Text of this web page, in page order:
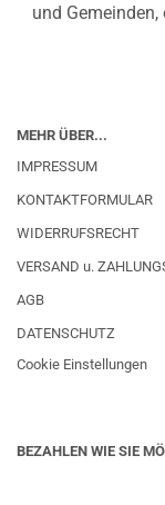
und
MEHR ÜBER...
IMPRESSUM
KONTAKTFORMULAR
WIDERRUFSRECHT
VERSAND u.
AGB
DATENSCHUTZ
Cookie Einstellungen
BEZAHLEN WIE SIE